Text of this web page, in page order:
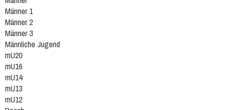
Männer 1
Männer 2
Männer 3
Männliche Jugend
mU20
mU16
mU14
mU13
mU12